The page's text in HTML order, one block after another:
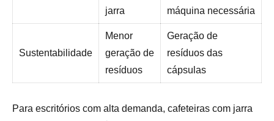
jarra
máquina necessária
Sustentabilidade
Menor
geração de
resíduos
Geração de
resíduos das
cápsulas
Para escritórios com alta demanda, cafeteiras com jarra